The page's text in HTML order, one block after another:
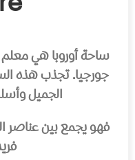
ساحة أوروبا هي
جورجيا. تجذب هذه
الجميل
فهو يجمع بين عناصر